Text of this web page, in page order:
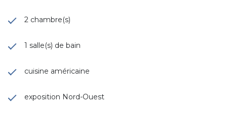
2 chambre(s)
1 salle(s) de bain
cuisine américaine
exposition Nord-Ouest